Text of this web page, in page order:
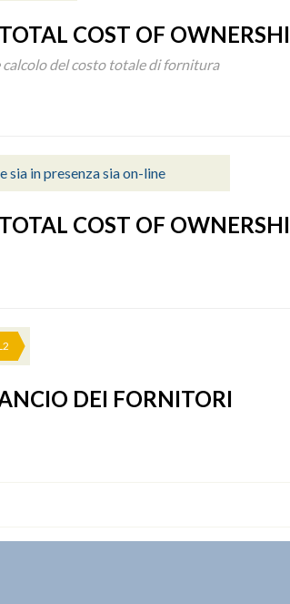
COST OF
calcolo del costo totale di fornitura
sia in presenza sia on-line
COST OF
DEI FORNITORI